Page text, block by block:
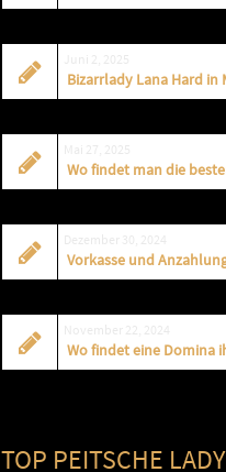
TOP PEITSCHE LADY